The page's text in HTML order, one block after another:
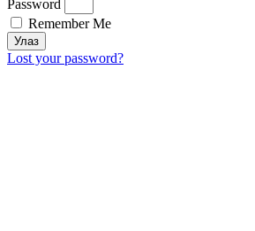
Password
Remember Me
Улаз
Lost your password?